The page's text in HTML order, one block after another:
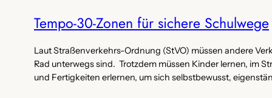
Tempo-30-Zonen für sichere Schulwege
Laut Straßenverkehrs-Ordnung (StVO) müssen andere
Rad unterwegs sind. Trotzdem müssen Kinder lernen, im
und Fertigkeiten erlernen, um sich selbstbewusst,